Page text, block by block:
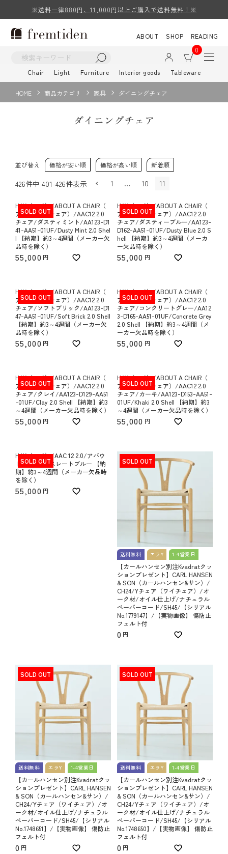
※送料一律880円、11,000円以上ご購入で送料無料！※
ABOUT SHOP
READING
0
Chair Light Furniture Interior goods Tableware
HOME 商品カテゴリ 家具 ダイニングチェア
ダイニングチェア
並び替え 価格が安い順 価格が高い順 新着順
426件中 401-426件表示 1 … 10 11
SOLD OUT
HAY（ヘイ）/ABOUT A CHAIR（
アバウト ア チェア）/AAC12 2.0
チェア/ダスティミント/AA123-D1
41-AA51-01UF/Dusty Mint 2.0 Shel
l 【納期】約3～4週間（メーカー欠
品時を除く）
55,000
SOLD OUT
HAY（ヘイ）/ABOUT A CHAIR（
アバウト ア チェア）/AAC12 2.0
チェア/ダスティーブルー/AA123-
D162-AA51-01UF/Dusty Blue 2.0 S
hell 【納期】約3～4週間（メーカ
ー欠品時を除く）
55,000
SOLD OUT
HAY（ヘイ）/ABOUT A CHAIR（
アバウト ア チェア）/AAC12 2.0
チェア/ソフトブリック/AA123-D1
47-AA51-01UF/Soft Brick 2.0 Shell
【納期】約3～4週間（メーカー欠
品時を除く）
55,000
SOLD OUT
HAY（ヘイ）/ABOUT A CHAIR（
アバウト ア チェア）/AAC12 2.0
チェア/コンクリートグレー/AA12
3-D165-AA51-01UF/Concrete Grey
2.0 Shell 【納期】約3～4週間（メ
ーカー欠品時を除く）
55,000
SOLD OUT
HAY（ヘイ）/ABOUT A CHAIR（
アバウト ア チェア）/AAC12 2.0
チェア/クレイ/AA123-D129-AA51
-01UF/Clay 2.0 Shell 【納期】約3
～4週間（メーカー欠品時を除く）
55,000
SOLD OUT
HAY（ヘイ）/ABOUT A CHAIR（
アバウト ア チェア）/AAC12 2.0
チェア/カーキ/AA123-D153-AA51-
01UF/Khaki 2.0 Shell 【納期】約3
～4週間（メーカー欠品時を除く）
55,000
SOLD OUT
HAY（ヘイ）/AAC 12 2.0/アバウ
トアチェア/スレートブルー 【納
期】約3～4週間（メーカー欠品時
を除く）
55,000
SOLD OUT
送料無料 エラY 1-4営業日
【カールハンセン別注Kvadratクッ
ションプレゼント】CARL HANSEN
& SON（カールハンセン&サン）/
CH24/Yチェア（ワイチェア）/オ
ーク材/オイル仕上げ/ナチュラル
ペーパーコード/SH45/【シリアル
No.1779147】/【実物画像】 傷防止
フェルト付
0
SOLD OUT
送料無料 エラY 1-4営業日
【カールハンセン別注Kvadratクッ
ションプレゼント】CARL HANSEN
& SON（カールハンセン&サン）/
CH24/Yチェア（ワイチェア）/オ
ーク材/オイル仕上げ/ナチュラル
ペーパーコード/SH45/【シリアル
No.1748651】/【実物画像】 傷防止
フェルト付
0
SOLD OUT
送料無料 エラY 1-4営業日
【カールハンセン別注Kvadratクッ
ションプレゼント】CARL HANSEN
& SON（カールハンセン&サン）/
CH24/Yチェア（ワイチェア）/オ
ーク材/オイル仕上げ/ナチュラル
ペーパーコード/SH45/【シリアル
No.1748650】/【実物画像】 傷防止
フェルト付
0